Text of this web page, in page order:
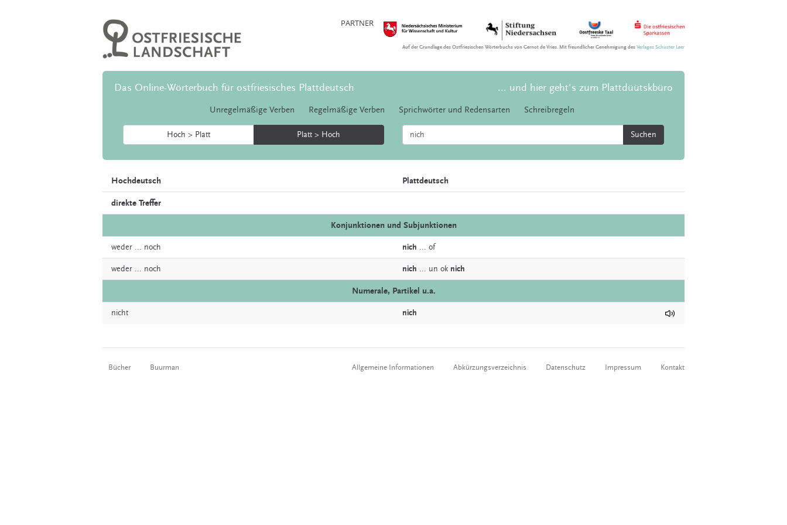
PARTNER
Auf der Grundlage des Ostfriesischen Wörterbuchs von Gernot de Vries. Mit freundlicher Genehmigung desVerlages Schuster Leer
Das Online-Wörterbuch für ostfriesisches Plattdeutsch ... und hier geht's zum Plattdüütskbüro
Unregelmäßige Verben Regelmäßige Verben Sprichwörter und Redensarten Schreibregeln
Hoch > Platt Platt > Hoch Suchen
Hochdeutsch Plattdeutsch
direkte Treffer
Konjunktionen und Subjunktionen
weder ... noch nich ... of
weder ... noch nich ... un ok nich
Numerale, Partikel u.a.
nicht nich
Bücher Buurman Allgemeine Informationen Abkürzungsverzeichnis Datenschutz Impressum Kontakt